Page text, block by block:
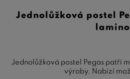
Jednolůžková postel
lamino
Jednolůžková postel Pegas patří
výroby. Nabízí